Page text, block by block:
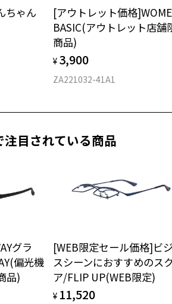
ズ、アタッチメント込みの重さ
Plastic/アセテート
無料
に発見するために、定期的な視
いたします。
合調整無料
レームのみ購入して、
す
券」をお選びいただくと、実店舗で
きレンズ（標準セットレンズ）へ無
ただけます
て度数を測定いただけます（無料）。
ウンロードしてお使いください。
ちゃん
[アウトレット価格
BASIC(アウトレット店舗
商品)
¥ 3,900
ZA221032-41A1
目されている商品
グラ
偏光機
品)
[WEB限定セール価格]ビ
スシーンにおすすめのス
ア/FLIP UP(WEB限定)
¥ 11,520